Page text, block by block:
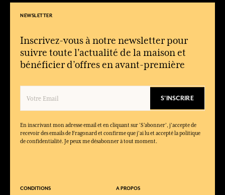
NEWSLETTER
Inscrivez-vous à notre newsletter pour
suivre toute l'actualité de la maison et
bénéficier d’offres en avant-première
S'INSCRIRE
En inscrivant mon adresse email et en cliquant sur ‘S’abonner’, j'accepte de
recevoir des emails de Fragonard et confirme que j'ai lu et accepté la politique
de confidentialité. Je peux me désabonner à tout moment.
CONDITIONS A PROPOS